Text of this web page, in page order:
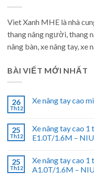
Viet Xanh MHE là nhà
thang nâng người, thang
nâng bàn, xe nâng tay, xe
BÀI VIẾT MỚI NHẤT
26
Th12
Xe nâng tay cao
25
Th12
Xe nâng tay cao 1
E1.0T/1.6M –
25
Th12
Xe nâng tay cao 1
A1.0T/1.6M –